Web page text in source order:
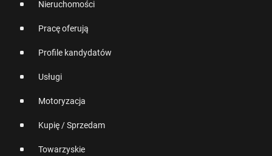
Nieruchomości
Pracę oferują
Profile kandydatów
Usługi
Motoryzacja
Kupię / Sprzedam
Towarzyskie